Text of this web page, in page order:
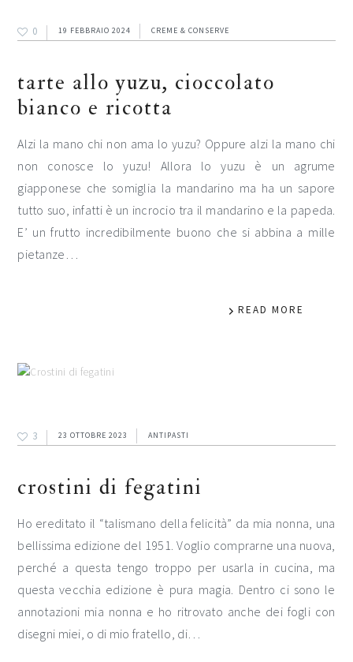
0 19 FEBBRAIO 2024 CREME & CONSERVE
tarte allo yuzu, cioccolato
bianco e ricotta
Alzi la mano chi non ama lo yuzu? Oppure alzi la mano chi
non conosce lo yuzu! Allora lo yuzu è un agrume
giapponese che somiglia la mandarino ma ha un sapore
tutto suo, infatti è un incrocio tra il mandarino e la papeda.
E’ un frutto incredibilmente buono che si abbina a mille
pietanze…
READ MORE
3 23 OTTOBRE 2023 ANTIPASTI
crostini di fegatini
Ho ereditato il “talismano della felicità” da mia nonna, una
bellissima edizione del 1951. Voglio comprarne una nuova,
perché a questa tengo troppo per usarla in cucina, ma
questa vecchia edizione è pura magia. Dentro ci sono le
annotazioni mia nonna e ho ritrovato anche dei fogli con
disegni miei, o di mio fratello, di…